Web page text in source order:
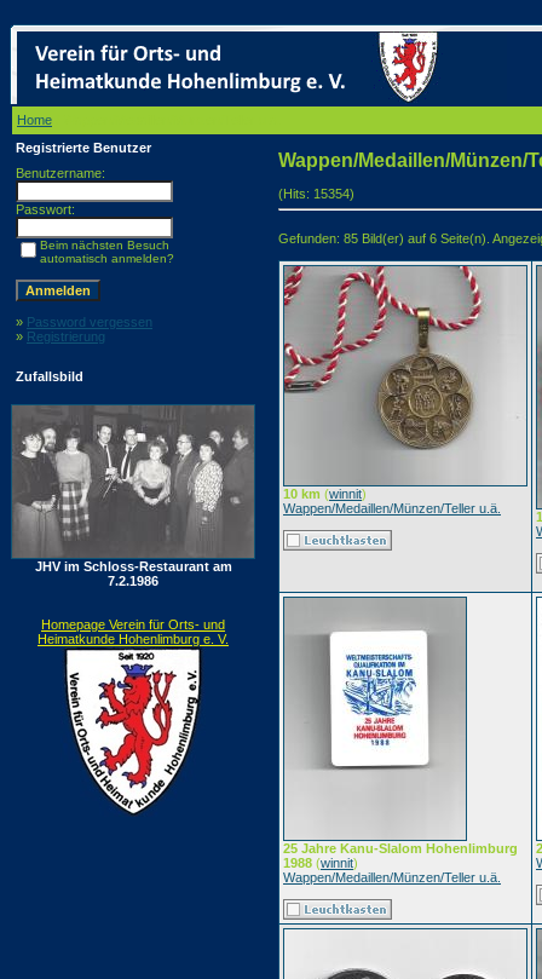
Home
Registrierte Benutzer
Benutzername:
Passwort:
Beim nächsten Besuch
automatisch anmelden?
» Password vergessen
» Registrierung
Zufallsbild
JHV im Schloss-Restaurant am
7.2.1986
Homepage Verein für Orts- und
Heimatkunde Hohenlimburg e. V.
Wappen/Medaillen/Münzen/
(Hits: 15354)
Gefunden: 85 Bild(er) auf 6 Seite(n).
10 km (winnit)
Wappen/Medaillen/Münzen/Teller u.ä.
25 Jahre Kanu-Slalom Hohenlimburg
1988 (winnit)
Wappen/Medaillen/Münzen/Teller u.ä.